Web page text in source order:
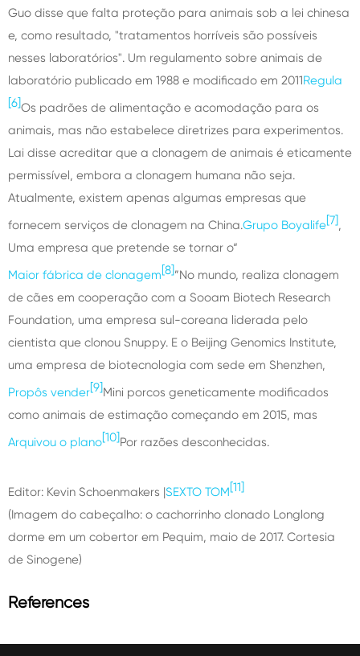
Guo disse que falta proteção para animais sob a lei chinesa
e, como resultado, "tratamentos horríveis são possíveis
nesses laboratórios". Um regulamento sobre animais de
laboratório publicado em 1988 e modificado em 2011Regula
[6]Os padrões de alimentação e acomodação para os
animais, mas não estabelece diretrizes para experimentos.
Lai disse acreditar que a clonagem de animais é eticamente
permissível, embora a clonagem humana não seja.
Atualmente, existem apenas algumas empresas que
fornecem serviços de clonagem na China.Grupo Boyalife[7],
Uma empresa que pretende se tornar o“
Maior fábrica de clonagem[8]”No mundo, realiza clonagem
de cães em cooperação com a Sooam Biotech Research
Foundation, uma empresa sul-coreana liderada pelo
cientista que clonou Snuppy. E o Beijing Genomics Institute,
uma empresa de biotecnologia com sede em Shenzhen,
Propôs vender[9]Mini porcos geneticamente modificados
como animais de estimação começando em 2015, mas
Arquivou o plano[10]Por razões desconhecidas.
Editor: Kevin Schoenmakers |SEXTO TOM[11]
(Imagem do cabeçalho: o cachorrinho clonado Longlong
dorme em um cobertor em Pequim, maio de 2017. Cortesia
de Sinogene)
References